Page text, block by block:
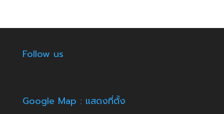
Follow us
Google Map : แสดงที่ตั้ง